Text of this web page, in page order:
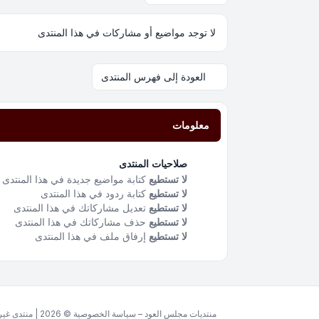
لا توجد مواضيع أو مشاركات في هذا المنتدى
العودة إلى فهرس المنتدى
معلومات
صلاحيات المنتدى
لا تستطيع كتابة مواضيع جديدة في هذا المنتدى
لا تستطيع كتابة ردود في هذا المنتدى
لا تستطيع تعديل مشاركاتك في هذا المنتدى
لا تستطيع حذف مشاركاتك في هذا المنتدى
لا تستطيع إرفاق ملف في هذا المنتدى
منتديات مجلس العود – سياسة الخصوصية © 2026 | منتدى غير ربحي مخصص للغة العربية